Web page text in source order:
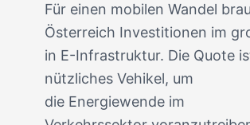
Für einen mobilen Wandel
Österreich Investitionen im
in E-Infrastruktur. Die Quote
nützliches Vehikel, um
die Energiewende im